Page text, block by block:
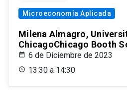
Microeconomía Aplicada
Milena Almagro,
ChicagoChicago Booth
6 de Diciembre de 2023
13:30 a 14:30